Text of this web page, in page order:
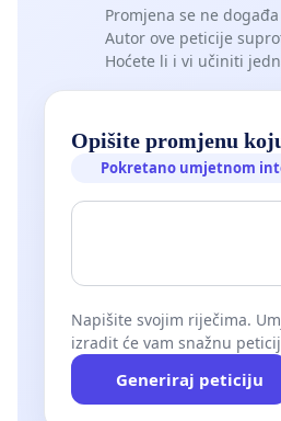
Promjena se ne
Autor ove peticije
Hoćete li i vi učiniti
Opišite promjenu
Pokretano umjetnom
Napišite svojim riječima.
izradit će vam snažnu
Generiraj peticiju